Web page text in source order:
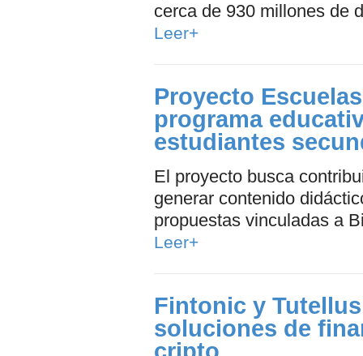
cerca de 930 millones de
Leer+
Proyecto
programa
estudiantes
El proyecto busca
generar contenido
propuestas vinculadas a
Leer+
Fintonic y
soluciones de